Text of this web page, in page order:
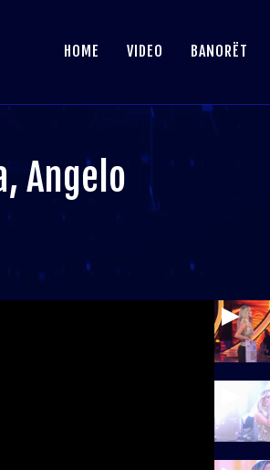
HOME VIDEO BANORËT
Angelo